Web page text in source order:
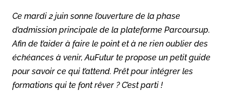
Ce mardi 2 juin sonne l’ouverture de la phase
d’admission principale de la plateforme Parcoursup.
Afin de t’aider à faire le point et à ne rien oublier des
échéances à venir, AuFutur te propose un petit guide
pour savoir ce qui t’attend. Prêt pour intégrer les
formations qui te font rêver ? C’est parti !